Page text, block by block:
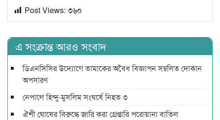
Post Views: ৩৬০
এ সংক্রান্ত আরও সংবাদ
ডিএনসিসির উদ্যোগে তামাকের অবৈধ বিজ্ঞাপন সম্বলিত দোকান
অপসারণ
নেপালে হিন্দু-মুসলিম সংঘর্ষে নিহত ৩
ঐশী ঘোষের বিরুদ্ধে জারি করা গ্রেপ্তারি পরোয়ানা বাতিল